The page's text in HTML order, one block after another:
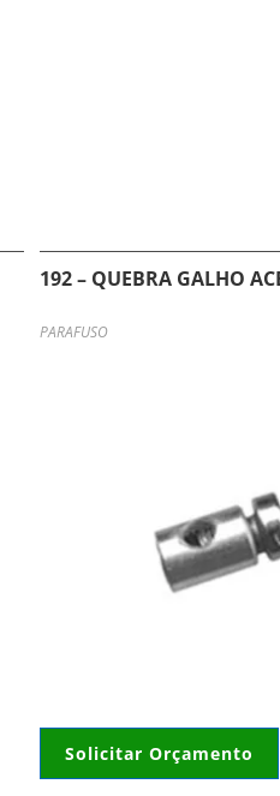
192 – QUEBRA GALHO
PARAFUSO
Solicitar Orçamento